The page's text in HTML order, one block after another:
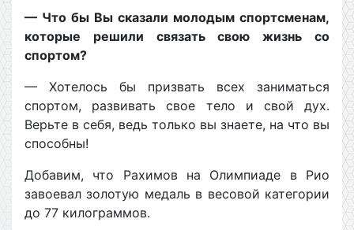
— Что бы Вы сказали молодым спортсменам,
которые решили связать свою жизнь со
спортом?
— Хотелось бы призвать всех заниматься
спортом, развивать свое тело и свой дух.
Верьте в себя, ведь только вы знаете, на что вы
способны!
Добавим, что Рахимов на Олимпиаде в Рио
завоевал золотую медаль в весовой категории
до 77 килограммов.